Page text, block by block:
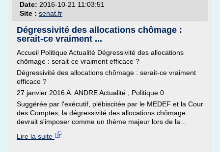
Date: 2016-10-21 11:03:51
Site : senat.fr
Dégressivité des allocations chômage :
serait-ce vraiment ...
Accueil Politique Actualité Dégressivité des allocations
chômage : serait-ce vraiment efficace ?
Dégressivité des allocations chômage : serait-ce vraiment
efficace ?
27 janvier 2016 A. ANDRE Actualité , Politique 0
Suggérée par l'exécutif, plébiscitée par le MEDEF et la Cour
des Comptes, la dégressivité des allocations chômage
devrait s'imposer comme un thème majeur lors de la...
Lire la suite